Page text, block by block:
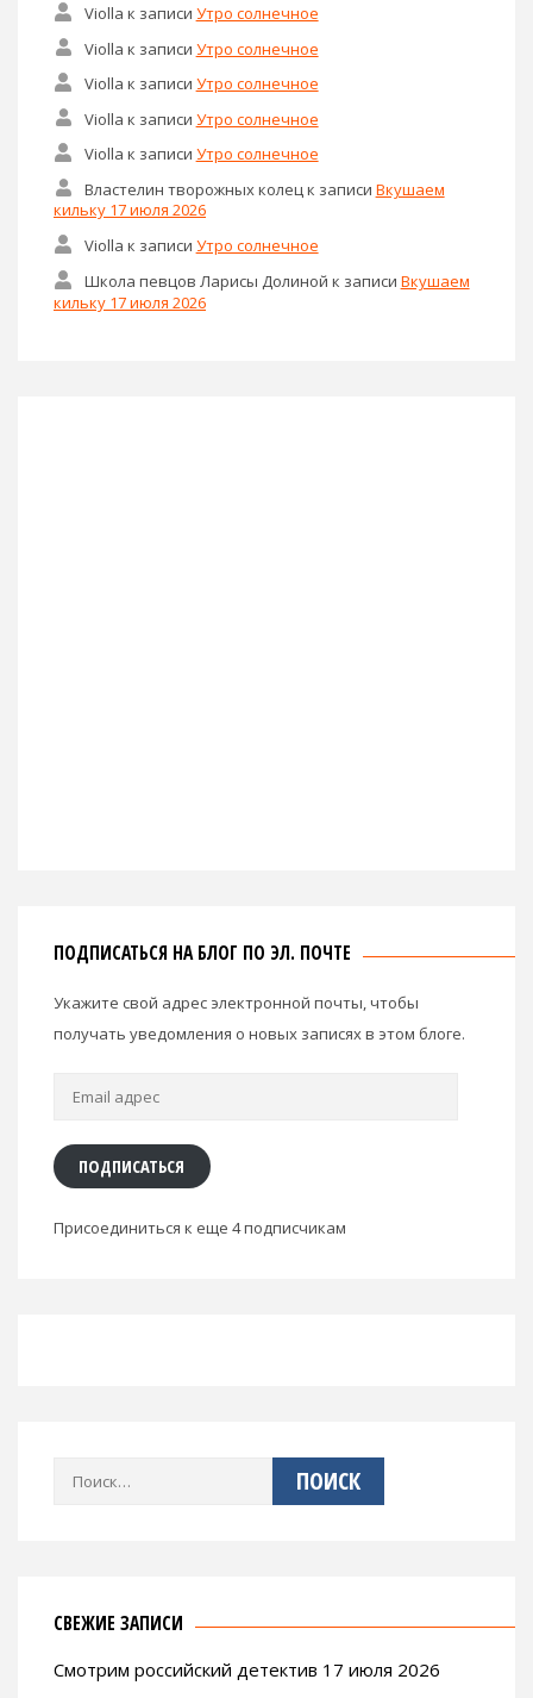
Violla к записи Утро солнечное
Violla к записи Утро солнечное
Violla к записи Утро солнечное
Violla к записи Утро солнечное
Violla к записи Утро солнечное
Властелин творожных колец к записи Вкушаем
кильку 17 июля 2026
Violla к записи Утро солнечное
Школа певцов Ларисы Долиной к записи Вкушаем
кильку 17 июля 2026
ПОДПИСАТЬСЯ НА БЛОГ ПО ЭЛ. ПОЧТЕ
Укажите свой адрес электронной почты, чтобы
получать уведомления о новых записях в этом блоге.
Email
ПОДПИСАТЬСЯ
Присоединиться к еще 4 подписчикам
Найти:
СВЕЖИЕ ЗАПИСИ
Смотрим российский детектив 17 июля 2026